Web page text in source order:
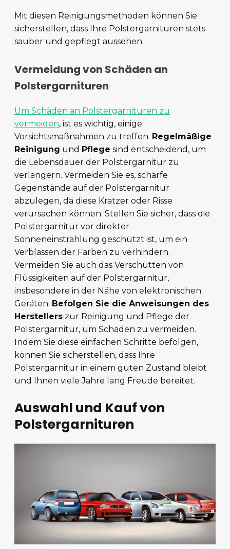
Mit diesen Reinigungsmethoden können Sie
sicherstellen, dass Ihre Polstergarnituren stets
sauber und gepflegt aussehen.
Vermeidung von Schäden an
Polstergarnituren
Um Schäden an Polstergarnituren zu
vermeiden, ist es wichtig, einige
Vorsichtsmaßnahmen zu treffen. Regelmäßige
Reinigung und Pflege sind entscheidend, um
die Lebensdauer der Polstergarnitur zu
verlängern. Vermeiden Sie es, scharfe
Gegenstände auf der Polstergarnitur
abzulegen, da diese Kratzer oder Risse
verursachen können. Stellen Sie sicher, dass die
Polstergarnitur vor direkter
Sonneneinstrahlung geschützt ist, um ein
Verblassen der Farben zu verhindern.
Vermeiden Sie auch das Verschütten von
Flüssigkeiten auf der Polstergarnitur,
insbesondere in der Nähe von elektronischen
Geräten. Befolgen Sie die Anweisungen des
Herstellers zur Reinigung und Pflege der
Polstergarnitur, um Schäden zu vermeiden.
Indem Sie diese einfachen Schritte befolgen,
können Sie sicherstellen, dass Ihre
Polstergarnitur in einem guten Zustand bleibt
und Ihnen viele Jahre lang Freude bereitet.
Auswahl und Kauf von
Polstergarnituren